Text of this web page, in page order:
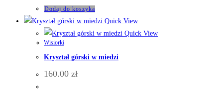
Dodaj do koszyka
Quick View
Quick View
Wisiorki
Kryształ górski w miedzi
160.00 zł